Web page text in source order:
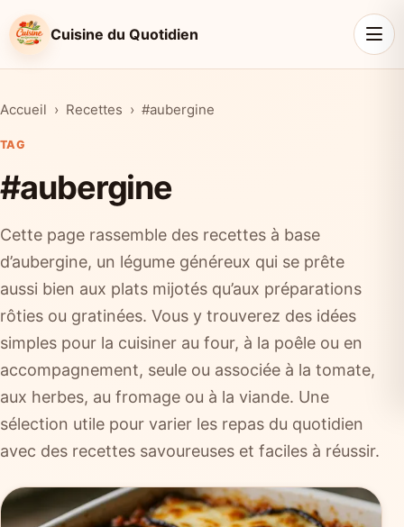
Cuisine du Quotidien
Accueil Recettes #aubergine
TAG
#aubergine
Cette page rassemble des recettes à base
d’aubergine, un légume généreux qui se prête
aussi bien aux plats mijotés qu’aux préparations
rôties ou gratinées. Vous y trouverez des idées
simples pour la cuisiner au four, à la poêle ou en
accompagnement, seule ou associée à la tomate,
aux herbes, au fromage ou à la viande. Une
sélection utile pour varier les repas du quotidien
avec des recettes savoureuses et faciles à réussir.